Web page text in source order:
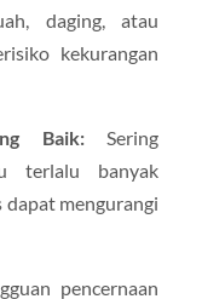
daging, atau
kekurangan
Baik:Sering
terlalu banyak
dapat mengurangi
pencernaan